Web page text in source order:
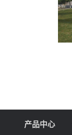
产品中心